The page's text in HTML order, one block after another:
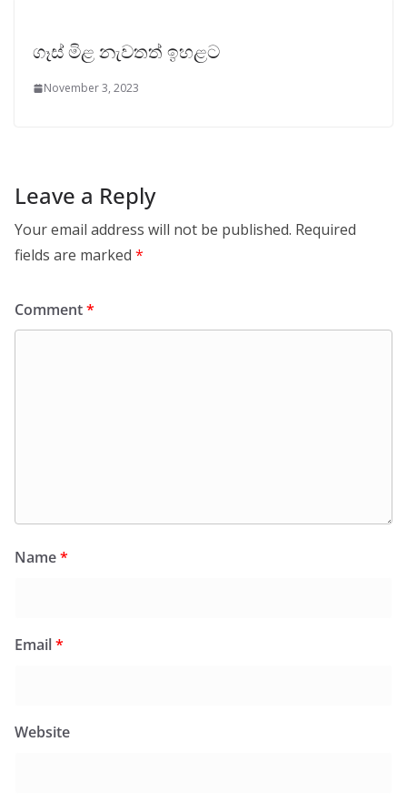
ගෑස් මිළ නැවතත් ඉහළට
November 3, 2023
Leave a Reply
Your email address will not be published. Required
fields are marked *
Comment*
Name*
Email*
Website